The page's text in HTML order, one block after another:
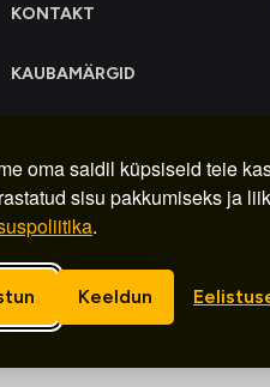
oma saidil küpsiseid teie
sisu pakkumiseks ja
.
Keeldun
KONTAKT
KAUBAMÄRGID
KOGUMINE